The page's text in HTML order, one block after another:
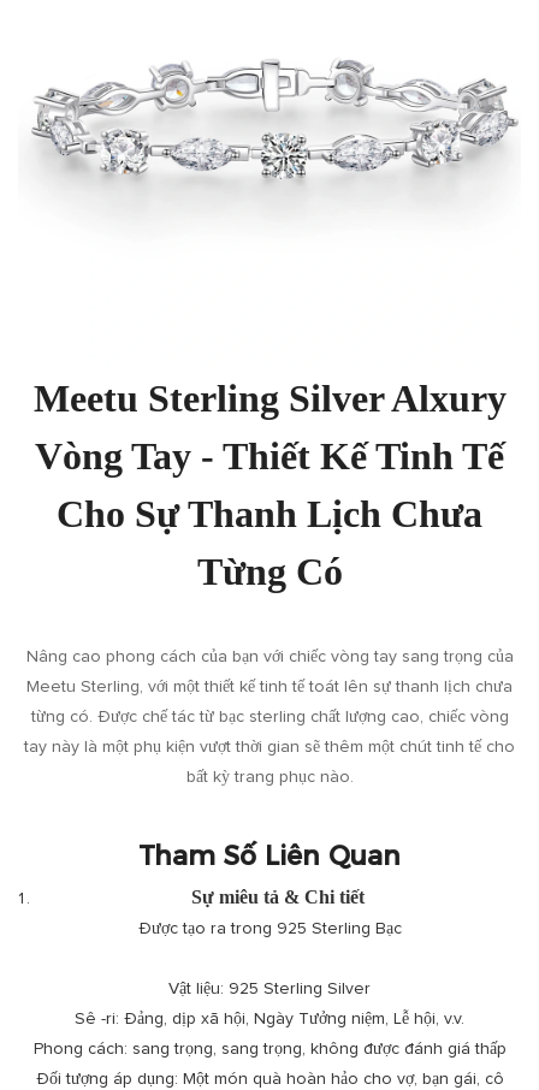
Meetu Sterling Silver Alxury
Vòng Tay - Thiết Kế Tinh Tế
Cho Sự Thanh Lịch Chưa
Từng Có
Nâng cao phong cách của bạn với chiếc vòng tay sang trọng của
Meetu Sterling, với một thiết kế tinh tế toát lên sự thanh lịch chưa
từng có. Được chế tác từ bạc sterling chất lượng cao, chiếc vòng
tay này là một phụ kiện vượt thời gian sẽ thêm một chút tinh tế cho
bất kỳ trang phục nào.
Tham Số Liên Quan
Sự miêu tả & Chi tiết
Được tạo ra trong 925 Sterling Bạc
Vật liệu: 925 Sterling Silver
Sê -ri: Đảng, dịp xã hội, Ngày Tưởng niệm, Lễ hội, v.v.
Phong cách: sang trọng, sang trọng, không được đánh giá thấp
Đối tượng áp dụng: Một món quà hoàn hảo cho vợ, bạn gái, cô